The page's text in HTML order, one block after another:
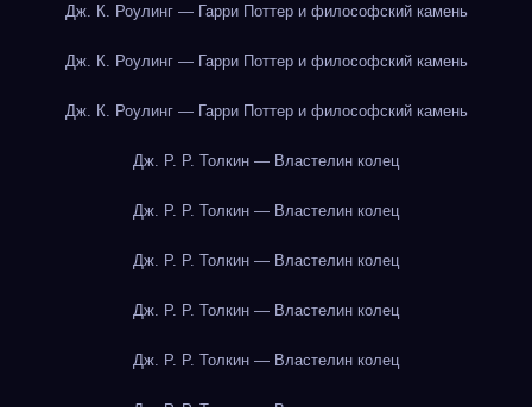
Дж. К. Роулинг — Гарри Поттер и философский камень
Дж. К. Роулинг — Гарри Поттер и философский камень
Дж. К. Роулинг — Гарри Поттер и философский камень
Дж. Р. Р. Толкин — Властелин колец
Дж. Р. Р. Толкин — Властелин колец
Дж. Р. Р. Толкин — Властелин колец
Дж. Р. Р. Толкин — Властелин колец
Дж. Р. Р. Толкин — Властелин колец